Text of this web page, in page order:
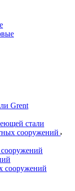
Grent
стали
сооружений
сооружений